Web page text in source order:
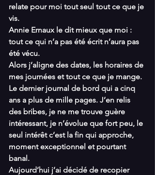
relate pour moi tout seul tout ce que je
vis.
Annie Ernaux le dit mieux que moi :
tout ce qui n’a pas été écrit n’aura pas
été vécu.
Alors j’aligne des dates, les horaires de
mes journées et tout ce que je mange.
Le dernier journal de bord qui a cinq
ans a plus de mille pages. J’en relis
des bribes, je ne me trouve guère
intéressant, je n’évolue que fort peu, le
seul intérêt c’est la fin qui approche,
moment exceptionnel et pourtant
banal.
Aujourd’hui j’ai décidé de recopier